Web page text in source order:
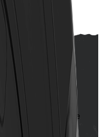
oferece excelente